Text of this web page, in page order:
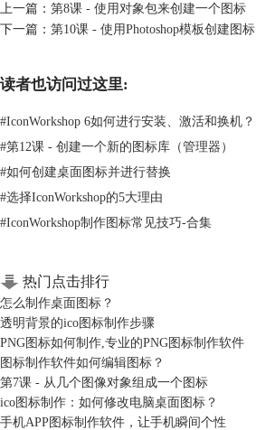
上一篇： 第8课 - 使用对象包来创建一个图标
下一篇： 第10课 - 使用Photoshop模板创建图标
读者也访问过这里:
#IconWorkshop 6如何进行安装、激活和换机？
#第12课 - 创建一个新的图标库（管理器）
#如何创建桌面图标并进行替换
#选择IconWorkshop的5大理由
#IconWorkshop制作图标常见技巧-合集
热门点击排行
怎么制作桌面图标？
透明背景的ico图标制作步骤
PNG图标如何制作,专业的PNG图标制作软件
图标制作软件如何编辑图标？
第7课 - 从几个图像对象组成一个图标
ico图标制作：如何修改电脑桌面图标？
手机APP图标制作软件，让手机瞬间个性